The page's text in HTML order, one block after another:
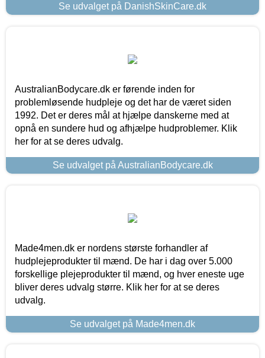
Se udvalget på DanishSkinCare.dk
AustralianBodycare.dk er førende inden for
problemløsende hudpleje og det har de været siden
1992. Det er deres mål at hjælpe danskerne med at
opnå en sundere hud og afhjælpe hudproblemer. Klik
her for at se deres udvalg.
Se udvalget på AustralianBodycare.dk
Made4men.dk er nordens største forhandler af
hudplejeprodukter til mænd. De har i dag over 5.000
forskellige plejeprodukter til mænd, og hver eneste uge
bliver deres udvalg større. Klik her for at se deres
udvalg.
Se udvalget på Made4men.dk